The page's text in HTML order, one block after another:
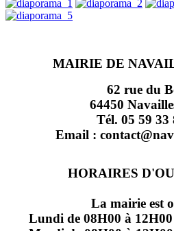
MAIRIE DE
62 rue du
64450
Tél. 05 59 33
Email :
HORAIRES
La mairie est
Lundi de 08H00 à